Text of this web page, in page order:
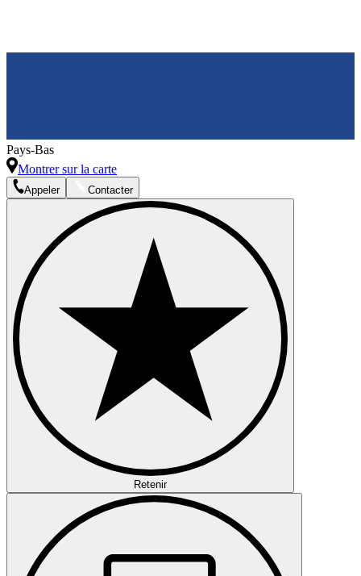
Pays-Bas
Montrer sur la carte
Appeler Contacter
Retenir